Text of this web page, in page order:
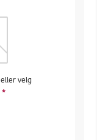
velg
*Obligatorisk felt